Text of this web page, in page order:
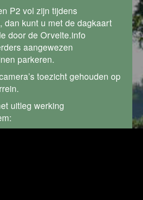
P2 vol zijn tijdens
dan kunt u met de dagkaart
door de Orvelte.info
aangewezen
parkeren.
toezicht gehouden op
uitleg werking